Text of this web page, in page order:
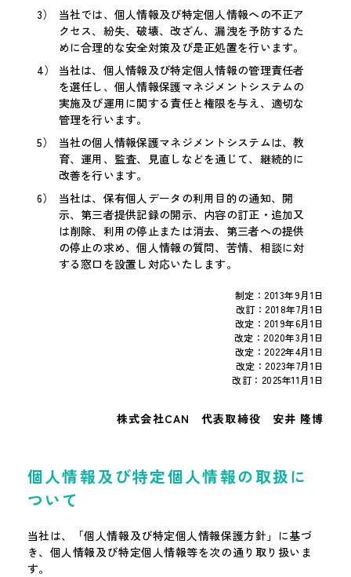
当社では、個人情報及び特定個人情報への不正ア
クセス、紛失、破壊、改ざん、漏洩を予防するた
めに合理的な安全対策及び是正処置を行います。
当社は、個人情報及び特定個人情報の管理責任者
を選任し、個人情報保護マネジメントシステムの
実施及び運用に関する責任と権限を与え、適切な
管理を行います。
当社の個人情報保護マネジメントシステムは、教
育、運用、監査、見直しなどを通じて、継続的に
改善を行います。
当社は、保有個人データの利用目的の通知、開
示、第三者提供記録の開示、内容の訂正・追加又
は削除、利用の停止または消去、第三者への提供
の停止の求め、個人情報の質問、苦情、相談に対
する窓口を設置し対応いたします。
制定：2013年9月1日
改訂：2018年7月1日
改定：2019年6月1日
改定：2020年3月1日
改定：2022年4月1日
改定：2023年7月1日
改訂：2025年11月1日
株式会社CAN 代表取締役 安井 隆博
個人情報及び特定個人情報の取扱に
ついて
当社は、「個人情報及び特定個人情報保護方針」に基づ
き、個人情報及び特定個人情報等を次の通り取り扱いま
す。